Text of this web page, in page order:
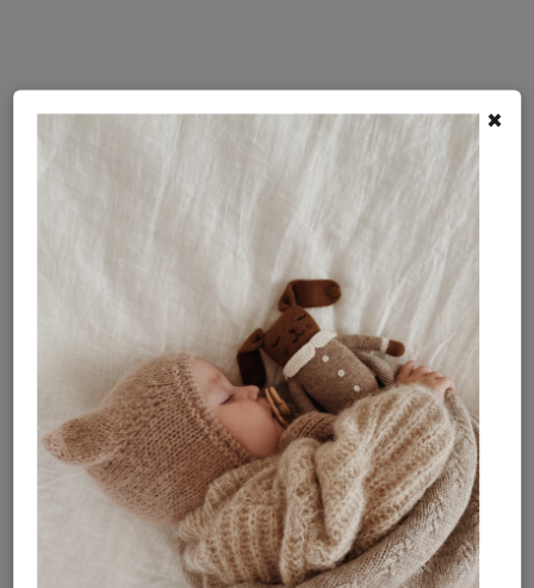
Nová holandská značka v našej ponuke
ROUTE B!
Dámska mikina Coffee
Before Chaos Lilac
65 €
Detail
Akcia
×